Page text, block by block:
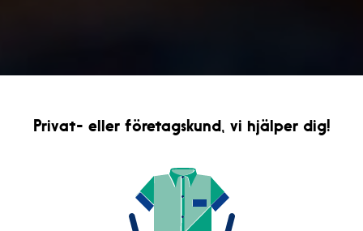
Privat- eller företagskund, vi hjälper dig!